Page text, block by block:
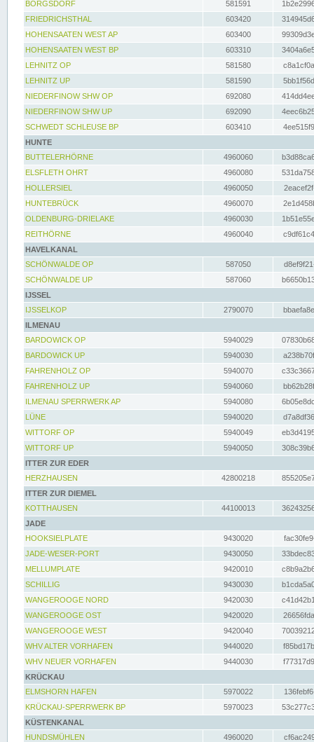
BORGSDORF
581591
FRIEDRICHSTHAL
603420
HOHENSAATEN WEST AP
603400
HOHENSAATEN WEST BP
603310
LEHNITZ OP
581580
LEHNITZ UP
581590
NIEDERFINOW SHW OP
692080
NIEDERFINOW SHW UP
692090
SCHWEDT SCHLEUSE BP
603410
HUNTE
BUTTELERHÖRNE
4960060
ELSFLETH OHRT
4960080
HOLLERSIEL
4960050
HUNTEBRÜCK
4960070
OLDENBURG-DRIELAKE
4960030
REITHÖRNE
4960040
HAVELKANAL
SCHÖNWALDE OP
587050
SCHÖNWALDE UP
587060
IJSSEL
IJSSELKOP
2790070
ILMENAU
BARDOWICK OP
5940029
BARDOWICK UP
5940030
FAHRENHOLZ OP
5940070
FAHRENHOLZ UP
5940060
ILMENAU SPERRWERK AP
5940080
LÜNE
5940020
WITTORF OP
5940049
WITTORF UP
5940050
ITTER ZUR EDER
HERZHAUSEN
42800218
ITTER ZUR DIEMEL
KOTTHAUSEN
44100013
JADE
HOOKSIELPLATE
9430020
JADE-WESER-PORT
9430050
MELLUMPLATE
9420010
SCHILLIG
9430030
WANGEROOGE NORD
9420030
WANGEROOGE OST
9420020
WANGEROOGE WEST
9420040
WHV ALTER VORHAFEN
9440020
WHV NEUER VORHAFEN
9440030
KRÜCKAU
ELMSHORN HAFEN
5970022
KRÜCKAU-SPERRWERK BP
5970023
KÜSTENKANAL
HUNDSMÜHLEN
4960020